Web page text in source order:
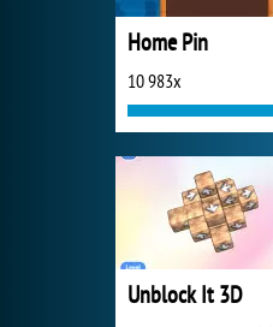
Home Pin
10 983x
Unblock It 3D